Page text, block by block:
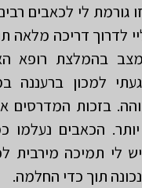
גורמת לי לכאבים
לדרוך דריכה מלאה
בהמלצת רופא
למכון ברעננה
בזכות המדרסים
יותר. הכאבים נעלמו
לי תמיכה מירבית
תוך כדי החלמה.